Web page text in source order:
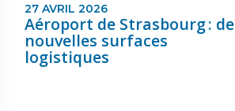
27 AVRIL 2026
Aéroport de Strasbourg : de
nouvelles surfaces
logistiques